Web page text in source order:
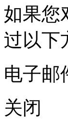
如果您
过以下
电子邮
关闭